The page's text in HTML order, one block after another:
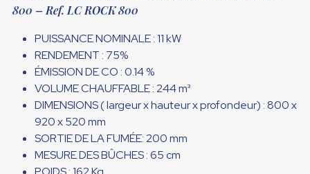
800 – Ref. LC ROCK 800
PUISSANCE NOMINALE : 11 kW
RENDEMENT : 75%
ÉMISSION DE CO :0.14 %
VOLUME CHAUFFABLE :244 m³
DIMENSIONS ( largeur x hauteur x profondeur) : 800 x
920 x 520 mm
SORTIE DE LA FUMÉE:200 mm
MESURE DES BÛCHES : 65 cm